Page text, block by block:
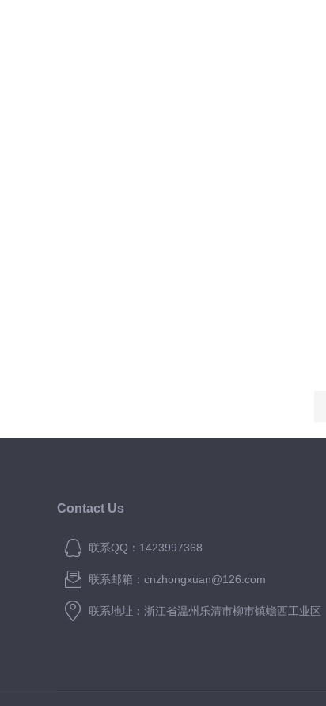
Contact Us
联系QQ：1423997368
联系邮箱：cnzhongxuan@126.com
联系地址：浙江省温州乐清市柳市镇蟾西工业区